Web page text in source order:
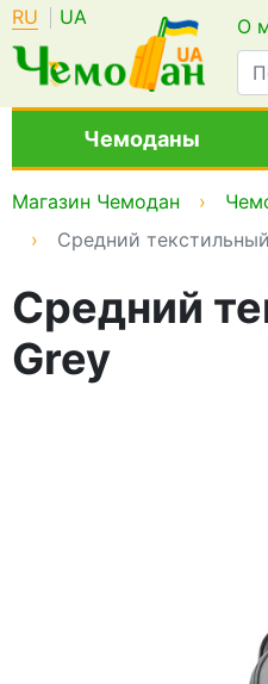
RU UA О
Чемоданы
Магазин Чемодан
Средний
Средний
Grey